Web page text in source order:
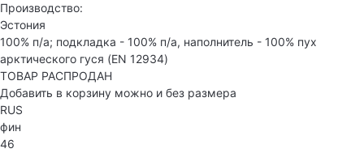
Производство:
Эстония
100% п/а; подкладка - 100% п/а, наполнитель - 100% пух
арктического гуся (EN 12934)
ТОВАР РАСПРОДАН
Добавить в корзину можно и без размера
RUS
фин
46